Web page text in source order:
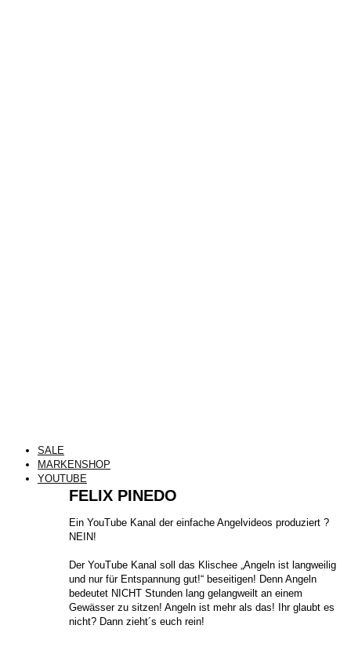
SALE
MARKENSHOP
YOUTUBE
FELIX PINEDO
​Ein YouTube Kanal der einfache Angelvideos produziert ?
NEIN!
Der YouTube Kanal soll das Klischee „Angeln ist langweilig
und nur für Entspannung gut!“ beseitigen! Denn Angeln
bedeutet NICHT Stunden lang gelangweilt an einem
Gewässer zu sitzen! Angeln ist mehr als das! Ihr glaubt es
nicht? Dann zieht´s euch rein!